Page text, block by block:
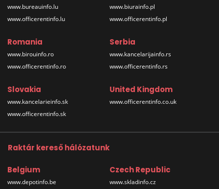
www.bureauinfo.lu
www.officerentinfo.lu
www.biurainfo.pl
www.officerentinfo.pl
Romania
www.birouinfo.ro
www.officerentinfo.ro
Serbia
www.kancelarijainfo.rs
www.officerentinfo.rs
Slovakia
www.kancelarieinfo.sk
www.officerentinfo.sk
United Kingdom
www.officerentinfo.co.uk
Raktár kereső hálózatunk
Belgium
www.depotinfo.be
Czech Republic
www.skladinfo.cz